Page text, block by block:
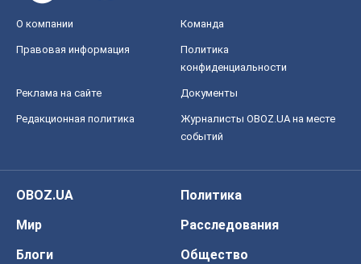
О компании Команда
Правовая информация
Политика
конфиденциальности
Реклама на сайте Документы
Редакционная политика
Журналисты OBOZ.UA на месте
событий
OBOZ.UA
Политика
Мир
Расследования
Блоги
Общество